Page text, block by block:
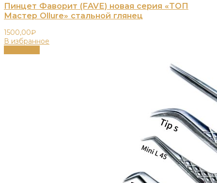
Пинцет Фаворит (FAVE) новая серия «ТОП
Мастер Ollure» стальной глянец
1500,00₽
В избранное